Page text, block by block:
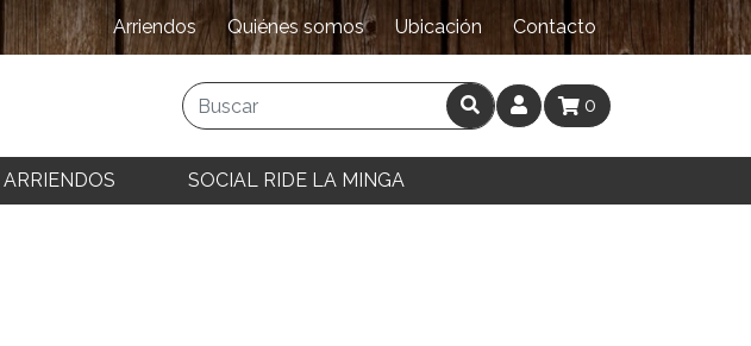
Arriendos Quiénes somos Ubicación Contacto
0
ARRIENDOS SOCIAL RIDE LA MINGA